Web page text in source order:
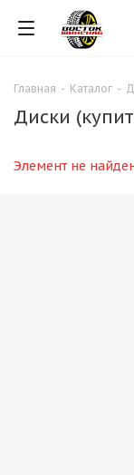
Главная - Каталог -
Диски
Элемент не